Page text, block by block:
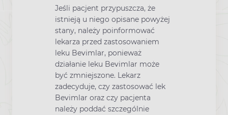
Jeśli pacjent przypuszcza, że
istnieją u niego opisane powyżej
stany, należy poinformować
lekarza przed zastosowaniem
leku Bevimlar, ponieważ
działanie leku Bevimlar może
być zmniejszone. Lekarz
zadecyduje, czy zastosować lek
Bevimlar oraz czy pacjenta
należy poddać szczególnie